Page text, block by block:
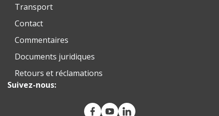
Transport
Contact
Commentaires
Documents juridiques
Retours et réclamations
Suivez-nous: